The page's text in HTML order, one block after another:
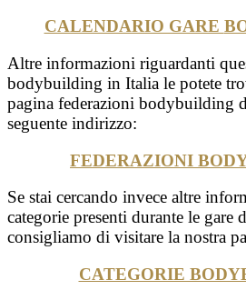
CALENDARIO GARE
Altre informazioni riguardanti
bodybuilding in Italia le potete
pagina federazioni bodybuilding
seguente indirizzo:
FEDERAZIONI
Se stai cercando invece altre
categorie presenti durante le gare
consigliamo di visitare la nostra
CATEGORIE